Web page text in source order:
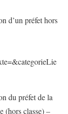
d’un préfet hors
du préfet de la
(hors classe) –